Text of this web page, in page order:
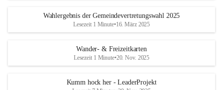
Wahlergebnis der Gemeindevertretungswahl 2025
Lesezeit 1 Minute•16. März 2025
Wander- & Freizeitkarten
Lesezeit 1 Minute•20. Nov. 2025
Kumm hock her - LeaderProjekt